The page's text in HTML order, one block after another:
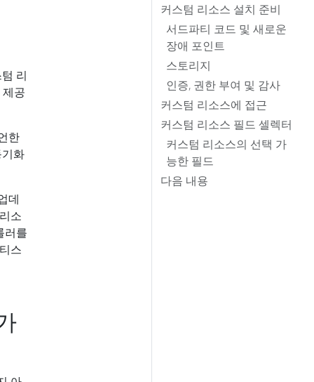
커스텀 리소스 설치 준비
서드파티 코드 및 새로운
장애 포인트
스토리지
인증, 권한 부여 및 감사
커스텀 리소스에 접근
커스텀 리소스 필드 셀렉터
커스텀 리소스의 선택 가
능한 필드
다음 내용
리
공
한
화
데
소
러를
스